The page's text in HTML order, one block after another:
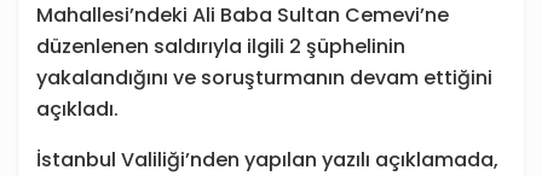
Mahallesi’ndeki Ali Baba Sultan Cemevi’ne
düzenlenen saldırıyla ilgili 2 şüphelinin
yakalandığını ve soruşturmanın devam ettiğini
açıkladı.
İstanbul Valiliği’nden yapılan yazılı açıklamada,